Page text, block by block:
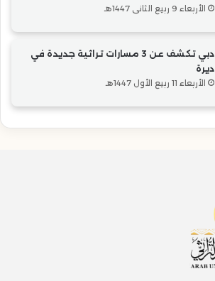
الأربعاء 9 ربيع الثاني 1447هـ
دبي تكشف عن 3 مسارات تراثية جديدة في
ديرة
الأربعاء 11 ربيع الأول 1447هـ